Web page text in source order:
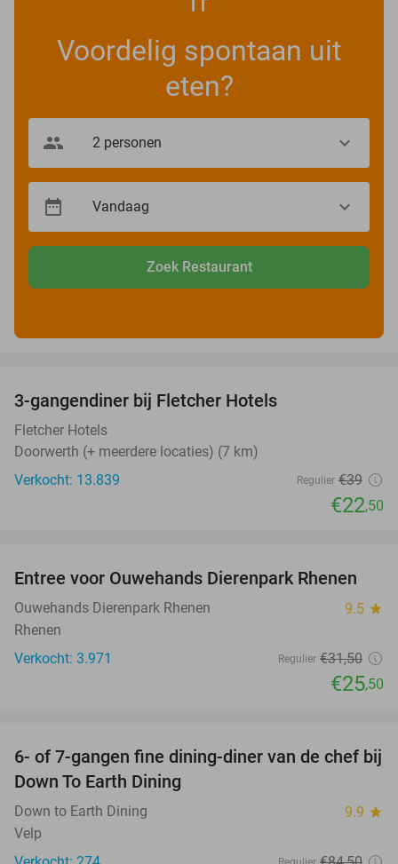
Voordelig spontaan uit
eten?
Zoek Restaurant
3-gangendiner bij Fletcher Hotels
Fletcher Hotels
Doorwerth (+ meerdere locaties) (7 km)
Verkocht: 13.839
Regulier €39
€22,50
19%
Entree voor Ouwehands Dierenpark Rhenen
Ouwehands Dierenpark Rhenen 9.5 star
Rhenen
Verkocht: 3.971
Regulier €31,50
€25,50
36%
6- of 7-gangen fine dining-diner van de chef bij
Down To Earth Dining
Down to Earth Dining 9.9 star
Velp